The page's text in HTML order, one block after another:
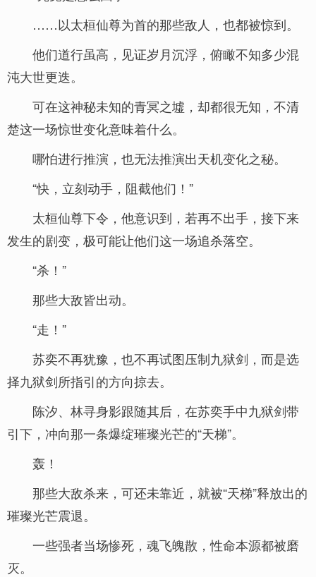
……以太桓仙尊为首的那些敌人，也都被惊到。
他们道行虽高，见证岁月沉浮，俯瞰不知多少混
沌大世更迭。
可在这神秘未知的青冥之墟，却都很无知，不清
楚这一场惊世变化意味着什么。
哪怕进行推演，也无法推演出天机变化之秘。
“快，立刻动手，阻截他们！”
太桓仙尊下令，他意识到，若再不出手，接下来
发生的剧变，极可能让他们这一场追杀落空。
“杀！”
那些大敌皆出动。
“走！”
苏奕不再犹豫，也不再试图压制九狱剑，而是选
择九狱剑所指引的方向掠去。
陈汐、林寻身影跟随其后，在苏奕手中九狱剑带
引下，冲向那一条爆绽璀璨光芒的“天梯”。
轰！
那些大敌杀来，可还未靠近，就被“天梯”释放出的
璀璨光芒震退。
一些强者当场惨死，魂飞魄散，性命本源都被磨
灭。